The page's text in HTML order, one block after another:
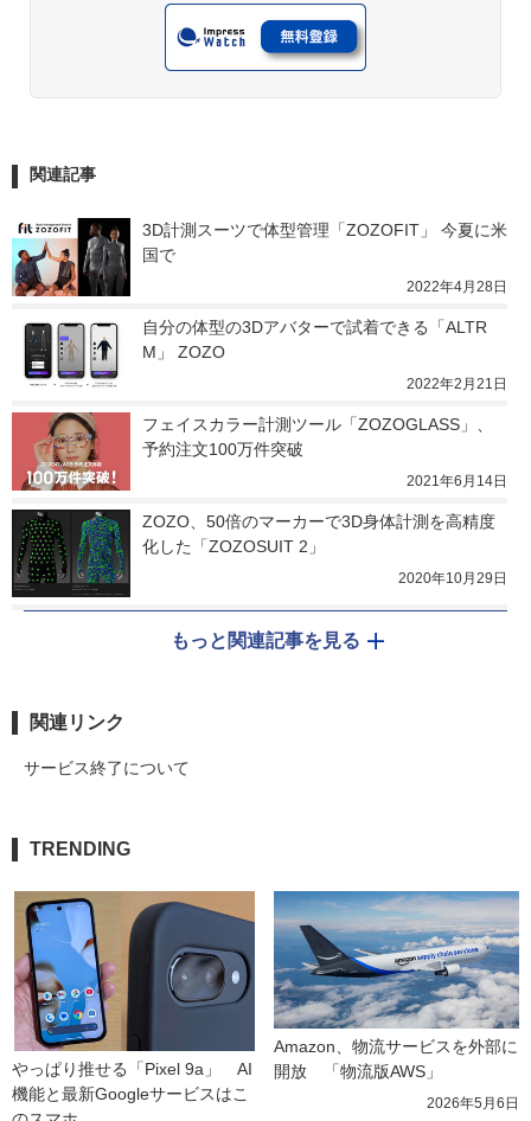
関連記事
3D計測スーツで体型管理「ZOZOFIT」 今夏に米
国で
2022年4月28日
自分の体型の3Dアバターで試着できる「ALTR
M」 ZOZO
2022年2月21日
フェイスカラー計測ツール「ZOZOGLASS」、
予約注文100万件突破
2021年6月14日
ZOZO、50倍のマーカーで3D身体計測を高精度
化した「ZOZOSUIT 2」
2020年10月29日
もっと関連記事を見る
関連リンク
サービス終了について
TRENDING
やっぱり推せる「Pixel 9a」　AI
機能と最新Googleサービスはこ
Amazon、物流サービスを外部に
開放　「物流版AWS」
2026年5月6日